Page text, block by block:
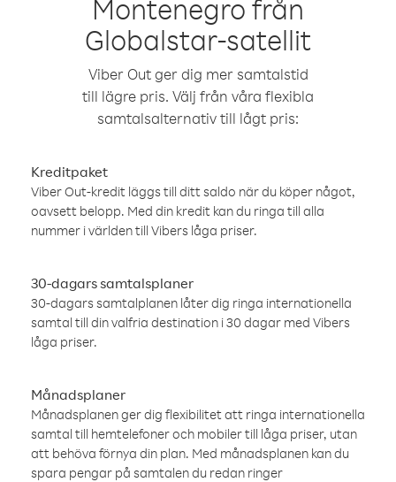
Montenegro från
Globalstar-satellit
Viber Out ger dig mer samtalstid
till lägre pris. Välj från våra flexibla
samtalsalternativ till lågt pris:
Kreditpaket
Viber Out-kredit läggs till ditt saldo när du köper något,
oavsett belopp. Med din kredit kan du ringa till alla
nummer i världen till Vibers låga priser.
30-dagars samtalsplaner
30-dagars samtalplanen låter dig ringa internationella
samtal till din valfria destination i 30 dagar med Vibers
låga priser.
Månadsplaner
Månadsplanen ger dig flexibilitet att ringa internationella
samtal till hemtelefoner och mobiler till låga priser, utan
att behöva förnya din plan. Med månadsplanen kan du
spara pengar på samtalen du redan ringer